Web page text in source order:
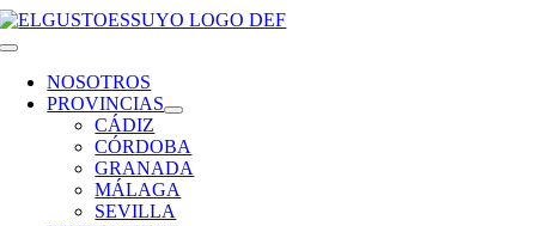
Saltar
al
Toggle
NavigationNOSOTROS
PROVINCIAS
CÁDIZ
CÓRDOBA
GRANADA
MÁLAGA
SEVILLA